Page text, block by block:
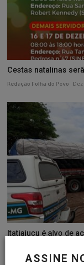
ASSINE
Cestas natalinas
Redação Folha do Povo Dez
Itatiaiuçu é alvo de